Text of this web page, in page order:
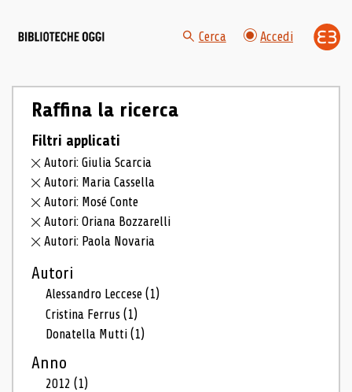
Cerca Accedi
Raffina la ricerca
Filtri applicati
Autori: Giulia Scarcia
Autori: Maria Cassella
Autori: Mosé Conte
Autori: Oriana Bozzarelli
Autori: Paola Novaria
Autori
Alessandro Leccese(1)
Cristina Ferrus(1)
Donatella Mutti(1)
Anno
2012(1)